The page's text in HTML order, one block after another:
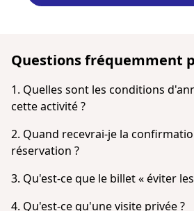
Questions fréquemment
1. Quelles sont les conditions
cette activité ?
Annulation jusqu’à 24 heures à
remboursement intégral.
2. Quand recevrai-je la
réservation ?
Vous recevrez une notification par e-
paiement. Si vous ne la voyez pas
réception, vérifiez votre dossier spam
3. Qu'est-ce que le billet « éviter
Les billets « coupe-file » permettent
4. Qu'est-ce qu'une visite privée ?